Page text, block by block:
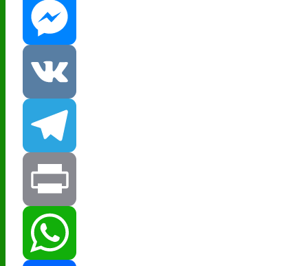
LinkedIn
Messenger
VK
Telegram
Print